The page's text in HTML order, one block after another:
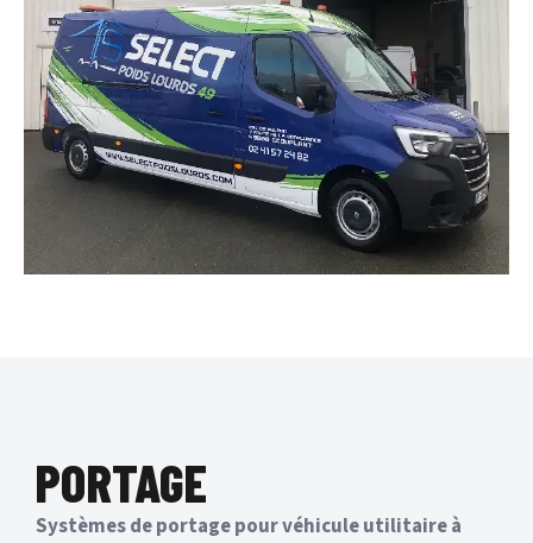
PORTAGE
Systèmes de portage pour véhicule utilitaire à